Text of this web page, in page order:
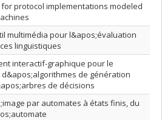
protocol implementations modeled
multimédia pour l&apos;évaluation
linguistiques
interactif-graphique pour le
de génération
de décisions
par automates à états finis, du